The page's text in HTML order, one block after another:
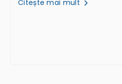
Citește mai mult